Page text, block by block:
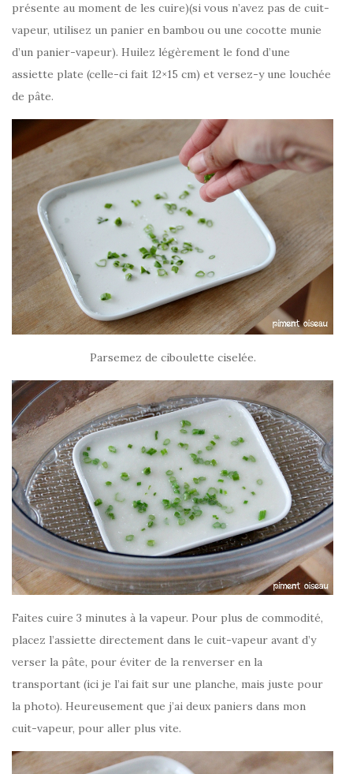
présente au moment de les cuire)(si vous n’avez pas de cuit-
vapeur, utilisez un panier en bambou ou une cocotte munie
d’un panier-vapeur). Huilez légèrement le fond d’une
assiette plate (celle-ci fait 12×15 cm) et versez-y une louchée
de pâte.
Parsemez de ciboulette ciselée.
Faites cuire 3 minutes à la vapeur. Pour plus de commodité,
placez l’assiette directement dans le cuit-vapeur avant d’y
verser la pâte, pour éviter de la renverser en la
transportant (ici je l’ai fait sur une planche, mais juste pour
la photo). Heureusement que j’ai deux paniers dans mon
cuit-vapeur, pour aller plus vite.